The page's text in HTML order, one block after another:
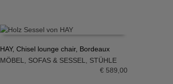
IN DEN WARENKORB
HAY, Chisel lounge chair, Bordeaux
MÖBEL, SOFAS & SESSEL, STÜHLE
€ 589,00